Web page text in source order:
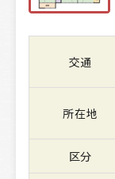
交通
所在地
区分